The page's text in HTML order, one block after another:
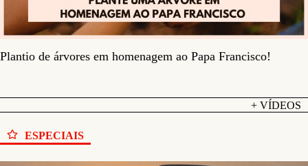
Plantio de árvores em homenagem ao Papa Francisco!
+ VÍDEOS
ESPECIAIS